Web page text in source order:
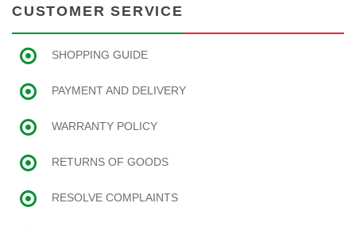
CUSTOMER SERVICE
SHOPPING GUIDE
PAYMENT AND DELIVERY
WARRANTY POLICY
RETURNS OF GOODS
RESOLVE COMPLAINTS